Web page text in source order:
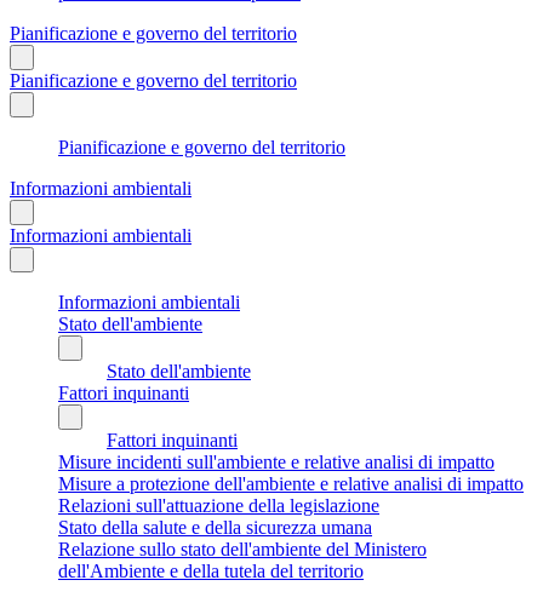
Pianificazione e governo del territorio
Pianificazione e governo del territorio
Pianificazione e governo del territorio
Informazioni ambientali
Informazioni ambientali
Informazioni ambientali
Stato dell'ambiente
Stato dell'ambiente
Fattori inquinanti
Fattori inquinanti
Misure incidenti sull'ambiente e relative analisi di impatto
Misure a protezione dell'ambiente e relative analisi di impatto
Relazioni sull'attuazione della legislazione
Stato della salute e della sicurezza umana
Relazione sullo stato dell'ambiente del Ministero
dell'Ambiente e della tutela del territorio